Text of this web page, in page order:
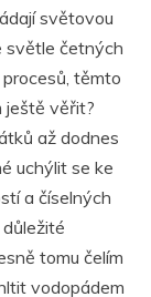
světovou
světle četných
těmto
ještě věřit?
až dodnes
uchýlit se ke
a číselných
tomu čelím
vodopádem